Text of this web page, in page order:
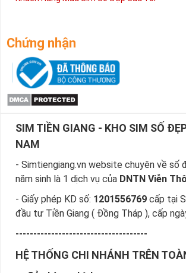
Chứng nhận
SIM TIỀN GIANG - KHO SIM SỐ
NAM
- Simtiengiang.vn website chuyên về số
năm sinh là 1 dịch vụ của DNTN Viễn
- Giấy phép KD số: 1201556769 cấp tại
đầu tư Tiền Giang ( Đồng Tháp ), cấp
-------------------------------------
HỆ THỐNG CHI NHÁNH TRÊN